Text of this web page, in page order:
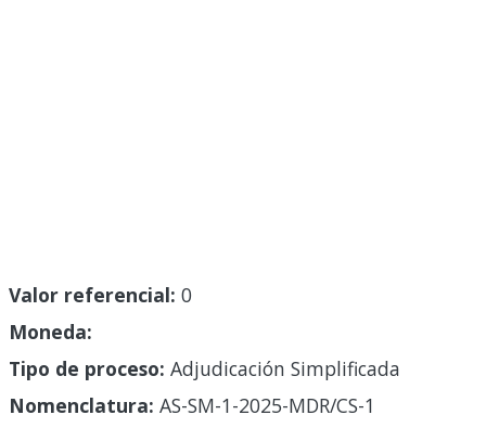
Valor referencial: 0
Moneda:
Tipo de proceso: Adjudicación Simplificada
Nomenclatura: AS-SM-1-2025-MDR/CS-1